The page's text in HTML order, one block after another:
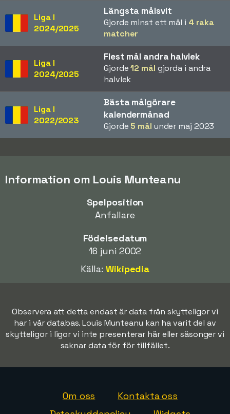
Liga I
2024/2025
Längsta målsvit
Gjorde minst ett mål i 4 raka
matcher
Liga I
2024/2025
Flest mål andra halvlek
Gjorde12 mål gjorda i andra
halvlek
Liga I
2022/2023
Bästa målgörare
kalendermånad
Gjorde 5 mål under maj 2023
Information om Louis Munteanu
Spelposition
Anfallare
Födelsedatum
16 juni 2002
Källa:Wikipedia
Observera att detta endast är data från skytteligor vi
har i vår databas. Louis Munteanu kan ha varit del av
skytteligor i ligor vi inte presenterar här eller säsonger vi
saknar data för för tillfället.
Om oss
Kontakta oss